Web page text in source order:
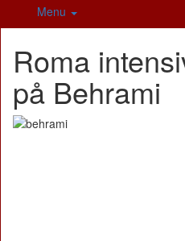
Menu
Roma
på Behrami